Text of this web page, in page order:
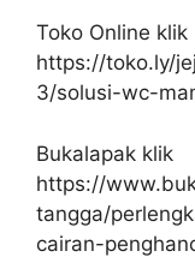
Toko Online klik
https://toko.ly/
3/solusi-wc-
Bukalapak klik
https://
tangga/
cairan-